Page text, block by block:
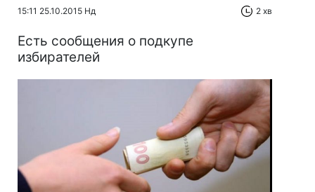
15:11 25.10.2015 Нд 2 хв
Есть сообщения о подкупе
избирателей